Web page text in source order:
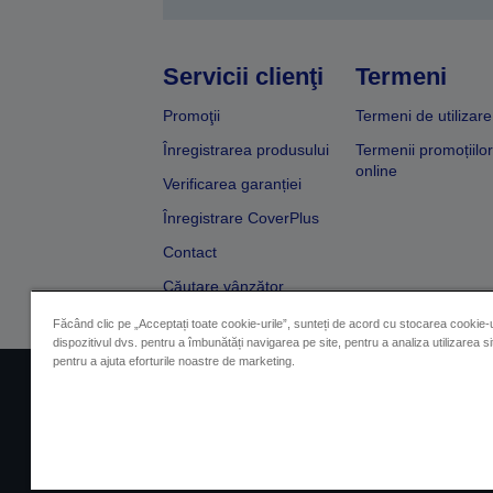
Servicii clienţi
Promoţii
Înregistrarea produsului
Verificarea garanției
Înregistrare CoverPlus
Contact
Căutare vânzător
Termeni
Termeni de utilizare
Termenii promoțiilor
online
Făcând clic pe „Acceptați toate cookie-urile”, sunteți de acord cu stocarea cookie-
dispozitivul dvs. pentru a îmbunătăți navigarea pe site, pentru a analiza utilizarea
pentru a ajuta eforturile noastre de marketing.